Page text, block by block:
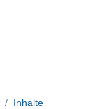
Inhalte